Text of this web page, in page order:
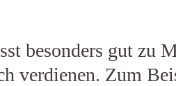
besonders gut zu
verdienen. Zum